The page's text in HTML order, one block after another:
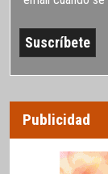
Publicidad